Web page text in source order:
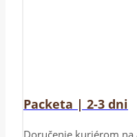
Packeta | 2-3 dni
Doručenie kuriérom